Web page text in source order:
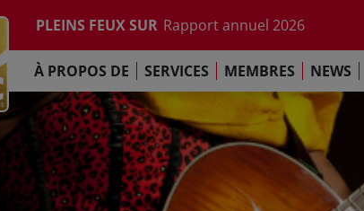
PLEINS FEUX SUR Rapport annuel 2026
L'Engagement de Paris
Rapport sur les Collectes
Etude sur l'impact de l'IA
Rapport annuel 2026
L'Engagement de Paris
TikTok
À PROPOS DE SERVICES MEMBRES NEWS